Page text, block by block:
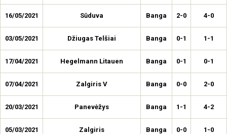
16/05/2021 Sūduva Banga 2-0 4-0
03/05/2021 Džiugas Telšiai Banga 0-1 1-1
17/04/2021 Hegelmann Litauen Banga 0-1 0-1
07/04/2021 Zalgiris V Banga 0-0 2-0
20/03/2021 Panevėžys Banga 1-1 4-2
05/03/2021 Zalgiris Banga 0-0 1-0